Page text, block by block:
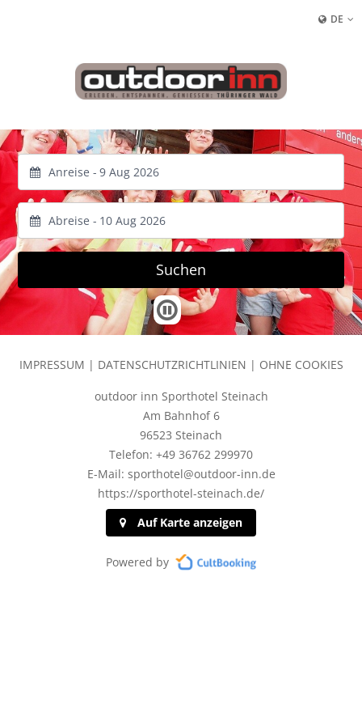
DE
Anreise -
Abreise -
IMPRESSUM | DATENSCHUTZRICHTLINIEN | OHNE COOKIES
outdoor inn Sporthotel Steinach
Am Bahnhof 6
96523 Steinach
Telefon: +49 36762 299970
E-Mail: sporthotel@outdoor-inn.de
https://sporthotel-steinach.de/
Auf Karte anzeigen
Powered by